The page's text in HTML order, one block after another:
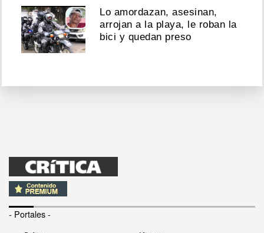
Lo amordazan, asesinan,
arrojan a la playa, le roban la
bici y quedan preso
- Portales -